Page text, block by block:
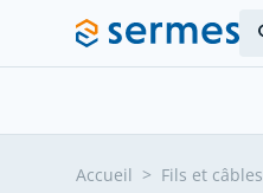
Allez au contenu
Accueil > Fils et câbles